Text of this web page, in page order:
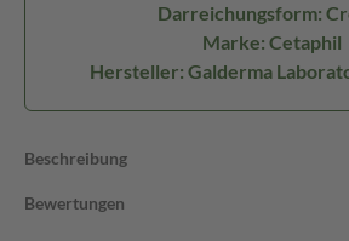
Darreichungsform:
Marke: Cetaphil
Hersteller: Galderma
Beschreibung
Bewertungen